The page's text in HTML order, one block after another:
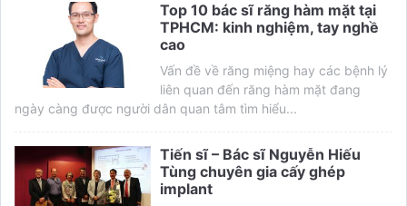
Top 10 bác sĩ răng hàm mặt tại
TPHCM: kinh nghiệm, tay nghề
cao
Vấn đề về răng miệng hay các bệnh lý
liên quan đến răng hàm mặt đang
ngày càng được người dân quan tâm tìm hiểu...
Tiến sĩ – Bác sĩ Nguyễn Hiếu
Tùng chuyên gia cấy ghép
implant